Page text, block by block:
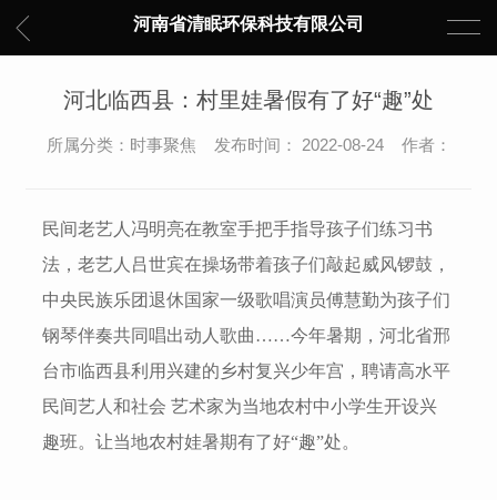
河南省清眠环保科技有限公司
河北临西县：村里娃暑假有了好“趣”处
所属分类：时事聚焦 发布时间： 2022-08-24 作者：
民间老艺人冯明亮在教室手把手指导孩子们练习书
法，老艺人吕世宾在操场带着孩子们敲起威风锣鼓，
中央民族乐团退休国家一级歌唱演员傅慧勤为孩子们
钢琴伴奏共同唱出动人歌曲……今年暑期，河北省邢
台市临西县利用兴建的乡村复兴少年宫，聘请高水平
民间艺人和社会 艺术家为当地农村中小学生开设兴
趣班。让当地农村娃暑期有了好“趣”处。